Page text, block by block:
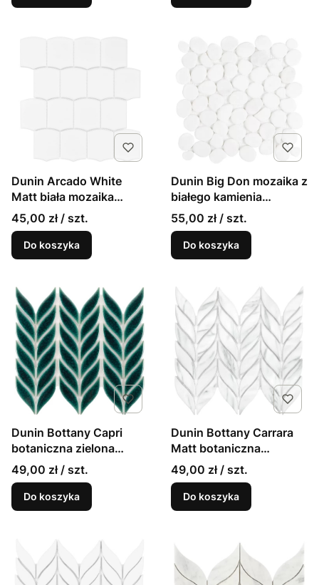
Dunin Arcado White
Matt biała mozaika
gresowa
45,00 zł / szt.
Do koszyka
Dunin Big Don mozaika z
białego kamienia
30,5x30,5
55,00 zł / szt.
Do koszyka
Dunin Bottany Capri
botaniczna zielona
mozaika listki
26,5x22,5cm
49,00 zł / szt.
Do koszyka
Dunin Bottany Carrara
Matt botaniczna
marmurowa matowa
mozaika listki
26,5x22,5cm
49,00 zł / szt.
Do koszyka